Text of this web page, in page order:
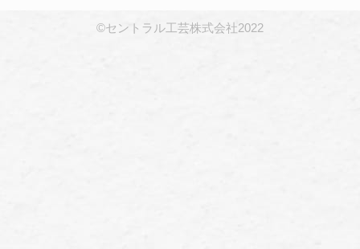
©セントラル工芸株式会社2022